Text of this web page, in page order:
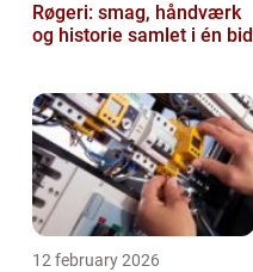
Røgeri: smag, håndværk
og historie samlet i én bid
12 february 2026